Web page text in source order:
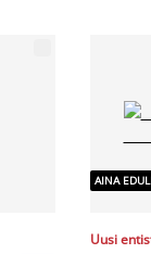
AINA
Uusi